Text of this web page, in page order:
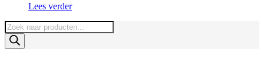
Lees verder
Producten
zoeken